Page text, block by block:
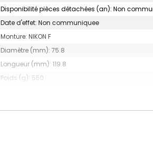
Disponibilité pièces détachées (an): Non
Date d'effet: Non communiquee
Monture: NIKON F
Diamètre (mm): 75.8
Longueur (mm): 119.8
Poids (g): 550